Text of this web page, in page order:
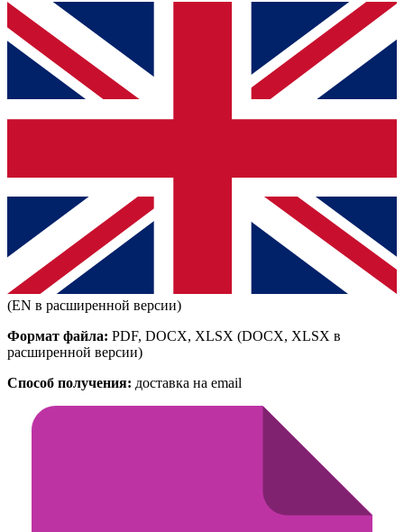
(EN в расширенной версии)
Формат файла: PDF, DOCX, XLSX (DOCX, XLSX в
расширенной версии)
Способ получения: доставка на email